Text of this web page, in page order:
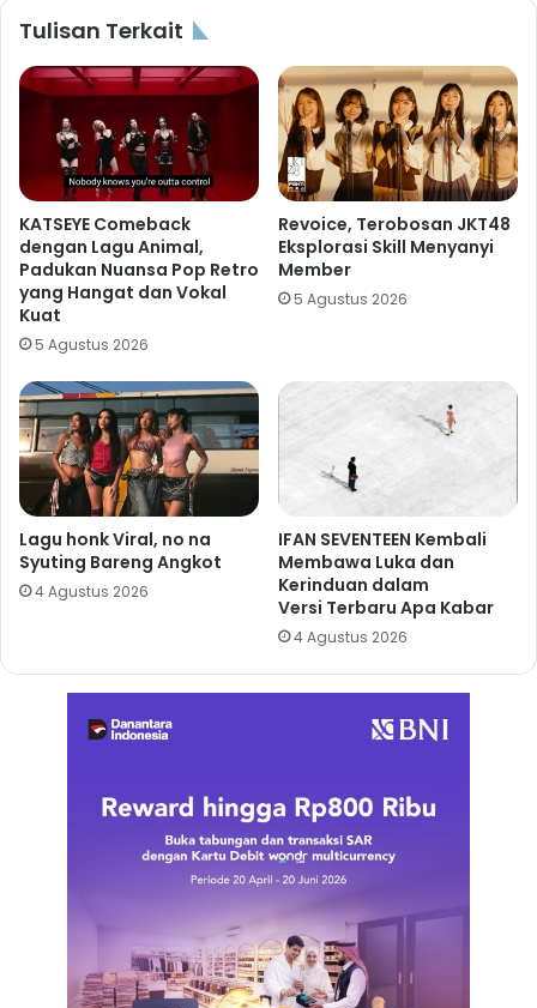
Tulisan Terkait
KATSEYE Comeback
dengan Lagu Animal,
Padukan Nuansa Pop Retro
yang Hangat dan Vokal
Kuat
5 Agustus 2026
Revoice, Terobosan JKT48
Eksplorasi Skill Menyanyi
Member
5 Agustus 2026
Lagu honk Viral, no na
Syuting Bareng Angkot
4 Agustus 2026
IFAN SEVENTEEN Kembali
Membawa Luka dan
Kerinduan dalam
Versi Terbaru Apa Kabar
4 Agustus 2026